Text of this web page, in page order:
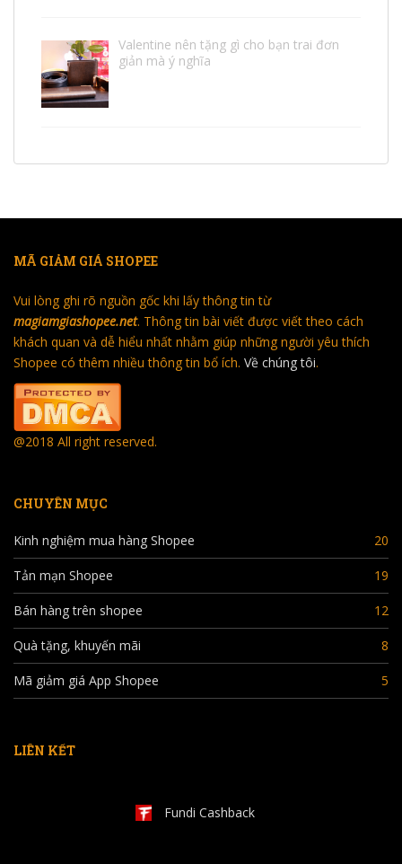
Valentine nên tặng gì cho bạn trai đơn
giản mà ý nghĩa
MÃ GIẢM GIÁ SHOPEE
Vui lòng ghi rõ nguồn gốc khi lấy thông tin từ
magiamgiashopee.net. Thông tin bài viết được viết theo cách
khách quan và dễ hiểu nhất nhằm giúp những người yêu thích
Shopee có thêm nhiều thông tin bổ ích. Về chúng tôi.
@2018 All right reserved.
CHUYÊN MỤC
Kinh nghiệm mua hàng Shopee 20
Tản mạn Shopee 19
Bán hàng trên shopee 12
Quà tặng, khuyến mãi 8
Mã giảm giá App Shopee 5
LIÊN KẾT
Fundi Cashback